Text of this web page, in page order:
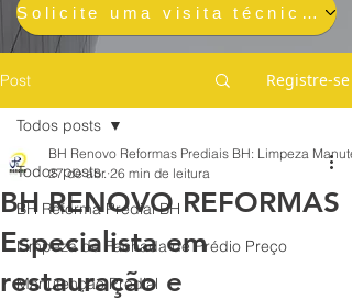
Solicite uma visita técnica gratuita e sem compromisso
Post Registre-se
Todos posts
BH Reforma Predial BH
Limpeza de Fachada de Prédio Preço
Manutenção Predial
Todos posts
BH RENOVO REFORMAS
Especialista em
restauração e
BH Renovo Reformas Prediais BH: Limpeza
27 de abr. 26 min de leitura